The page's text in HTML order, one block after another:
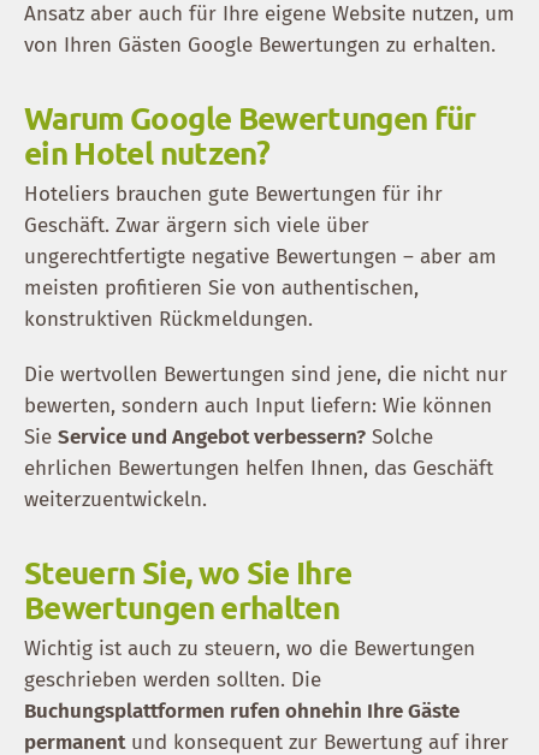
Ansatz aber auch für Ihre eigene Website nutzen, um
von Ihren Gästen Google Bewertungen zu erhalten.
Warum Google Bewertungen für
ein Hotel nutzen?
Hoteliers brauchen gute Bewertungen für ihr
Geschäft. Zwar ärgern sich viele über
ungerechtfertigte negative Bewertungen – aber am
meisten profitieren Sie von authentischen,
konstruktiven Rückmeldungen.
Die wertvollen Bewertungen sind jene, die nicht nur
bewerten, sondern auch Input liefern: Wie können
Sie Service und Angebot verbessern? Solche
ehrlichen Bewertungen helfen Ihnen, das Geschäft
weiterzuentwickeln.
Steuern Sie, wo Sie Ihre
Bewertungen erhalten
Wichtig ist auch zu steuern, wo die Bewertungen
geschrieben werden sollten. Die
Buchungsplattformen rufen ohnehin Ihre Gäste
permanentund konsequent zur Bewertung auf ihrer